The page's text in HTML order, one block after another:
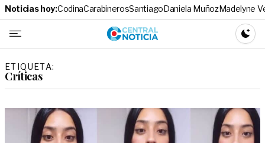
Noticias hoy:CodinaCarabinerosSantiagoDaniela MuñozMadelyne
Central
ETIQUETA:
Críticas